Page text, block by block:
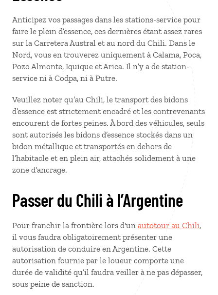
Anticipez vos passages dans les stations-service pour
faire le plein d’essence, ces dernières étant assez rares
sur la Carretera Austral et au nord du Chili. Dans le
Nord, vous en trouverez uniquement à Calama, Poca,
Pozo Almonte, Iquique et Arica. Il n’y a de station-
service ni à Codpa, ni à Putre.
Veuillez noter qu’au Chili, le transport des bidons
d’essence est strictement encadré et les contrevenants
encourent de fortes peines. À bord des véhicules, seuls
sont autorisés les bidons d’essence stockés dans un
bidon métallique et transportés en dehors de
l’habitacle et en plein air, attachés solidement à une
zone d’ancrage.
Passer du Chili à l’Argentine
Pour franchir la frontière lors d'un autotour au Chili,
il vous faudra obligatoirement présenter une
autorisation de conduire en Argentine. Cette
autorisation fournie par le loueur comporte une
durée de validité qu’il faudra veiller à ne pas dépasser,
sous peine de sanction.